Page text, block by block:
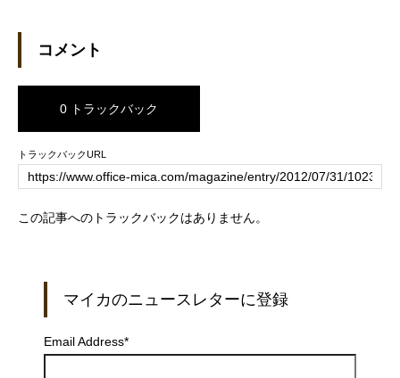
コメント
0 トラックバック
トラックバックURL
この記事へのトラックバックはありません。
マイカのニュースレターに登録
Email Address*